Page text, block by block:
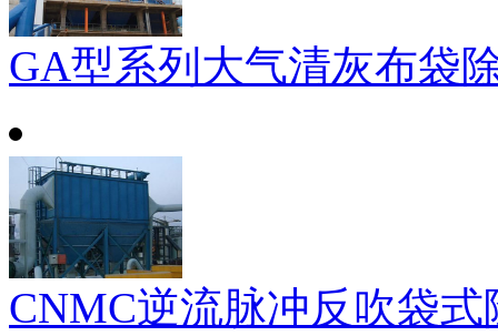
GA型系列大气清灰布袋
CNMC逆流脉冲反吹袋式